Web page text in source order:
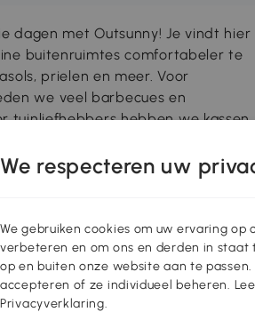
dagen met Outsunny! Je vindt hier
buitenruimtes comfortabeler te
prielen en meer. Voor
we veel barbecues en
tuinliefhebbers hebben we kassen
gereedschap ontworpen. Met
om de buitentijd aangenaam
van 2964 cm² en een
sauzen en bijgerechten warm
en regelbare branders en
u moeiteloos de ideale
We respecteren uw
We gebruiken cookies om uw ervaring op
verbeteren en om ons en derden in staat
op en buiten onze website aan te
accepteren of ze individueel beheren.
Privacyverklaring.